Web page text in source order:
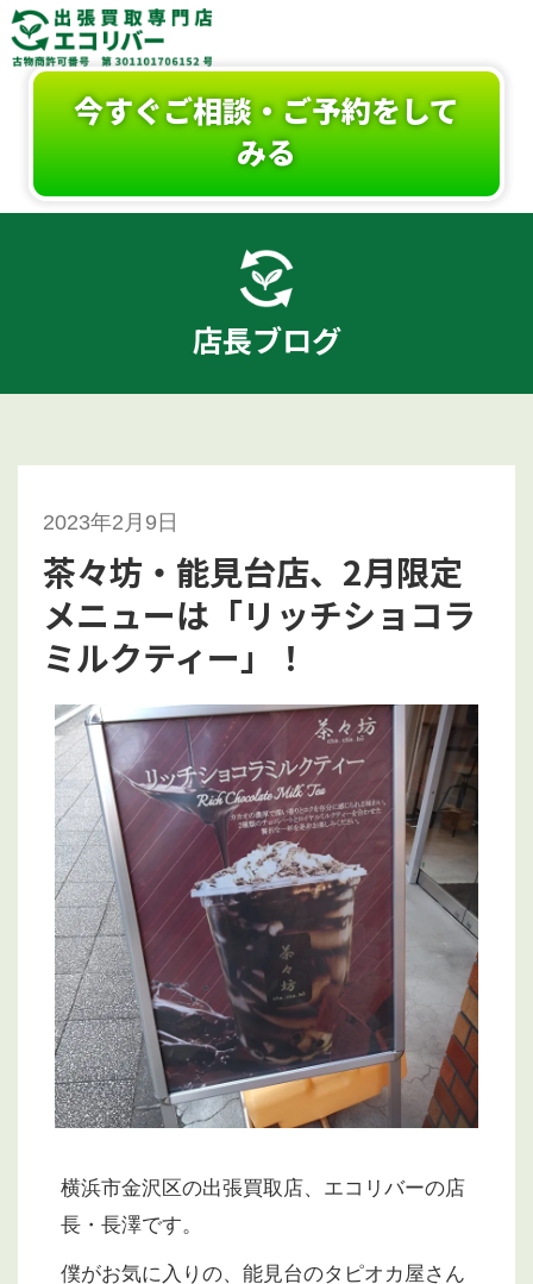
今すぐご相談・ご予約をして
みる
店長ブログ
2023年2月9日
茶々坊・能見台店、2月限定
メニューは「リッチショコラ
ミルクティー」！
横浜市金沢区の出張買取店、エコリバーの店
長・長澤です。
僕がお気に入りの、能見台のタピオカ屋さん